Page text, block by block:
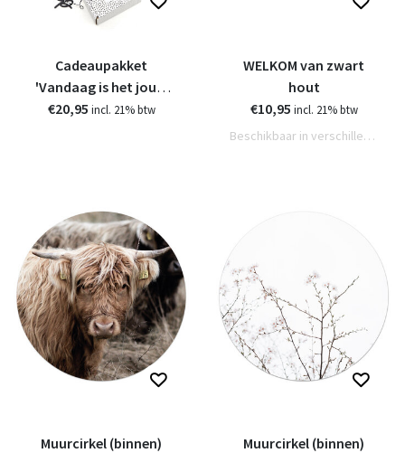
Cadeaupakket
'Vandaag is het jouw
feestje'
€20,95 incl. 21% btw
WELKOM van zwart
hout
€10,95 incl. 21% btw
Beschikbaar in verschillende varianten
Muurcirkel (binnen)
Muurcirkel (binnen)